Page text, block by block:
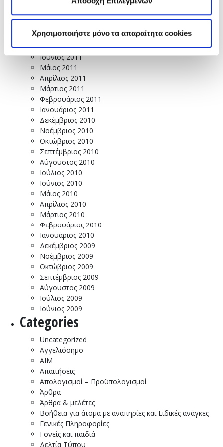
Χρησιμοποιήστε μόνο τα απαραίτητα cookies
Νοέμβριος 2011
Οκτώβριος 2011
Αύγουστος 2011
Ιούλιος 2011
Ιούνιος 2011
Μάιος 2011
Απρίλιος 2011
Μάρτιος 2011
Φεβρουάριος 2011
Ιανουάριος 2011
Δεκέμβριος 2010
Νοέμβριος 2010
Οκτώβριος 2010
Σεπτέμβριος 2010
Αύγουστος 2010
Ιούλιος 2010
Ιούνιος 2010
Μάιος 2010
Απρίλιος 2010
Μάρτιος 2010
Φεβρουάριος 2010
Ιανουάριος 2010
Δεκέμβριος 2009
Νοέμβριος 2009
Οκτώβριος 2009
Σεπτέμβριος 2009
Αύγουστος 2009
Ιούλιος 2009
Ιούνιος 2009
Categories
Uncategorized
Αγγελιόσημο
ΑΙΜ
Απαιτήσεις
Απολογισμοί – Προϋπολογισμοί
Άρθρα
Άρθρα & μελέτες
Βοήθεια για άτομα με αναπηρίες και Ειδικές ανάγκες
Γενικές Πληροφορίες
Γονείς και παιδιά
Δελτία Τύπου